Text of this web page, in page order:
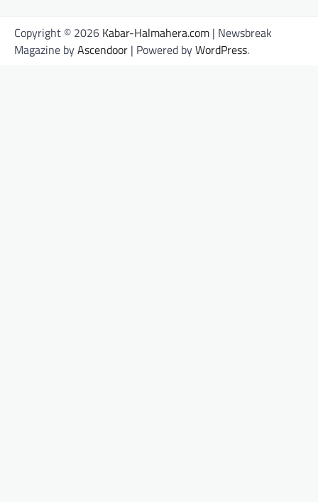
Copyright © 2026 Kabar-Halmahera.com | Newsbreak
Magazine byAscendoor | Powered byWordPress.